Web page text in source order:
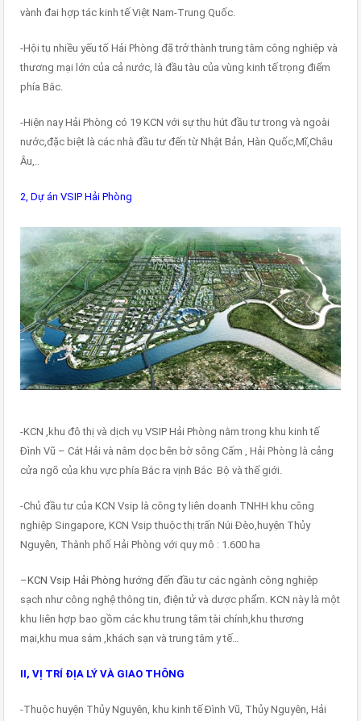
vành đai hợp tác kinh tế Việt Nam-Trung Quốc.
-Hội tụ nhiều yếu tố Hải Phòng đã trở thành trung tâm công nghiệp và
thương mại lớn của cả nước, là đầu tàu của vùng kinh tế trọng điểm
phía Bắc.
-Hiện nay Hải Phòng có 19 KCN với sự thu hút đầu tư trong và ngoài
nước,đặc biệt là các nhà đầu tư đến từ Nhật Bản, Hàn Quốc,Mĩ,Châu
Âu,..
2, Dự án VSIP Hải Phòng
-KCN ,khu đô thị và dịch vụ VSIP Hải Phòng nằm trong khu kinh tế
Đình Vũ – Cát Hải và nằm dọc bên bờ sông Cấm , Hải Phòng là cảng
cửa ngõ của khu vực phía Bắc ra vịnh Bắc Bộ và thế giới.
-Chủ đầu tư của KCN Vsip là công ty liên doanh TNHH khu công
nghiệp Singapore, KCN Vsip thuộc thị trấn Núi Đèo,huyện Thủy
Nguyên, Thành phố Hải Phòng với quy mô : 1.600 ha
–KCN Vsip Hải Phòng hướng đến đầu tư các ngành công nghiệp
sạch như công nghệ thông tin, điện tử và dược phẩm. KCN này là một
khu liên hợp bao gồm các khu trung tâm tài chính,khu thương
mại,khu mua sắm ,khách sạn và trung tâm y tế…
II, VỊ TRÍ ĐỊA LÝ VÀ GIAO THÔNG
-Thuộc huyện Thủy Nguyên, khu kinh tế Đình Vũ, Thủy Nguyên, Hải